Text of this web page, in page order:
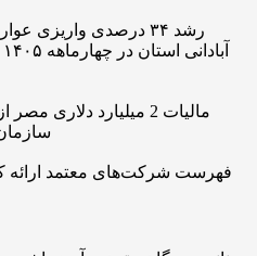
رشد ۳۴ درصدی
آبادانی استان در چهارماهه ۱۴۰۵ > سازمان امور مالیاتی کشور
مالیات 2 میلیارد
فهرست شرکت‌های معتمد ارائه